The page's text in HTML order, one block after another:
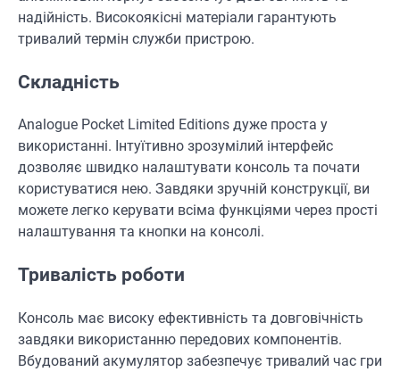
надійність. Високоякісні матеріали гарантують
тривалий термін служби пристрою.
Складність
Analogue Pocket Limited Editions дуже проста у
використанні. Інтуїтивно зрозумілий інтерфейс
дозволяє швидко налаштувати консоль та почати
користуватися нею. Завдяки зручній конструкції, ви
можете легко керувати всіма функціями через прості
налаштування та кнопки на консолі.
Тривалість роботи
Консоль має високу ефективність та довговічність
завдяки використанню передових компонентів.
Вбудований акумулятор забезпечує тривалий час гри